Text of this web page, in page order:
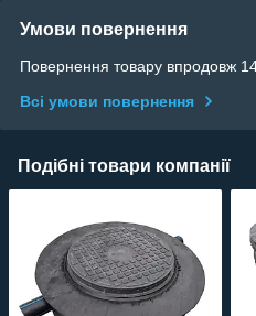
Умови повернення
Повернення товару впродовж
Всі умови повернення
Подібні товари компанії